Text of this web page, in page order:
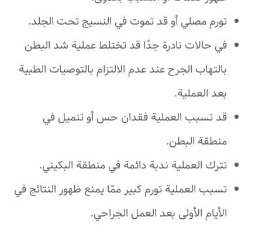
تورم مصلي أو قد تموت في النسيج تحت الجلد.
في حالات نادرة جدًا قد تختلط عملية شد البطن
بالتهاب الجرح عند عدم الالتزام بالتوصيات الطبية
بعد العملية.
قد تسبب العملية فقدان حس أو تنميل في
منطقة البطن.
تترك العملية ندبة دائمة في منطقة البكيني.
تسبب العملية تورم كبير ممّا يمنع ظهور النتائج في
الأيام الأولى بعد العمل الجراحي.